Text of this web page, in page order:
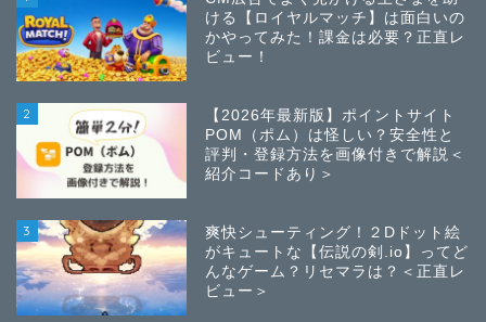
ける【ロイヤルマッチ】は面白いの
かやってみた！課金は必要？正直レ
ビュー！
2
【2026年最新版】ポイントサイト
POM（ポム）は怪しい？安全性と
評判・登録方法を画像付きで解説＜
紹介コードあり＞
3
爽快シューティング！２Dドット絵
がキュートな【伝説の剣.io】ってど
んなゲーム？リセマラは？＜正直レ
ビュー＞